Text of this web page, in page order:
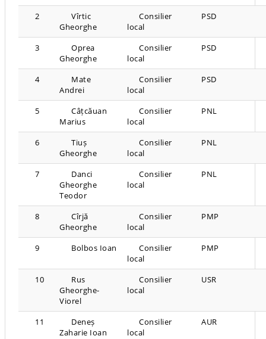
2
Vîrtic
Gheorghe
Consilier
local
PSD
3
Oprea
Gheorghe
Consilier
local
PSD
4
Mate
Andrei
Consilier
local
PSD
5
Câțcăuan
Marius
Consilier
local
PNL
6
Tiuș
Gheorghe
Consilier
local
PNL
7
Danci
Gheorghe
Teodor
Consilier
local
PNL
8
Cîrjă
Gheorghe
Consilier
local
PMP
9 Bolbos Ioan
Consilier
local
PMP
10
Rus
Gheorghe-
Viorel
Consilier
local
USR
11
Deneș
Zaharie Ioan
Consilier
local
AUR